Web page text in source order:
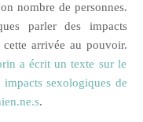
nombre de personnes.
parler des impacts
arrivée au pouvoir.
a écrit un texte sur le
sexologiques de
.